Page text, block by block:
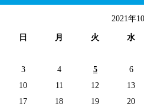
2021年
日 月 火 水
3
4 5 6
10
11 12 13
17
18 19 20